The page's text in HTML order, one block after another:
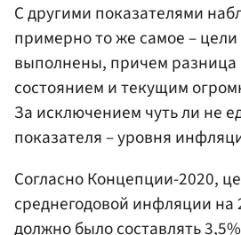
С другими показателями
примерно то же самое – цели
выполнены, причем
состоянием и текущим
За исключением чуть ли не
показателя – уровня
Согласно Концепции-2020,
среднегодовой инфляции на
должно было составлять